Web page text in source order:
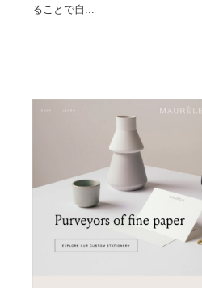
ることで自...